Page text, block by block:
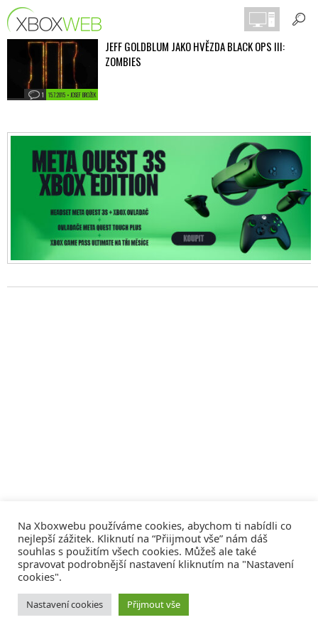
15.7.2015 • JOSEF BROŽEK
1
JEFF GOLDBLUM JAKO HVĚZDA BLACK OPS III:
ZOMBIES
Tvorba webů a sociální služby
Reklama – Inzerce –
Na Xboxwebu používáme cookies, abychom ti nabídli co
nejlepší zážitek. Kliknutí na “Přiijmout vše” nám dáš
souhlas s použitím všech cookies. Můžeš ale také
spravovat podrobnější nastavení kliknutím na "Nastavení
cookies".
Nastavení cookies Přijmout vše